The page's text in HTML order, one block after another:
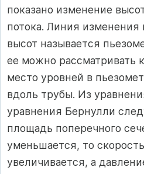
показано изменение
потока. Линия изменения
высот называется
ее можно рассматривать
место уровней в
вдоль трубы. Из
уравнения Бернулли
площадь поперечного
уменьшается, то
увеличивается, а